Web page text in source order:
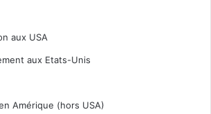
aux USA
aux Etats-Unis
Amérique (hors USA)